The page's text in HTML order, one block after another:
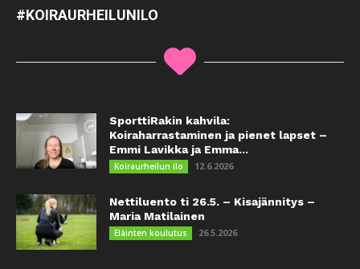
#KOIRAURHEILUNILO
SporttiRakin kahvila:
Koiraharrastaminen ja pienet lapset –
Emmi Lavikka ja Emma...
Koiraurheilun ilo 12.6.2026
Nettiluento ti 26.5. – Kisajännitys –
Maria Matilainen
Eläinten koulutus 26.5.2026